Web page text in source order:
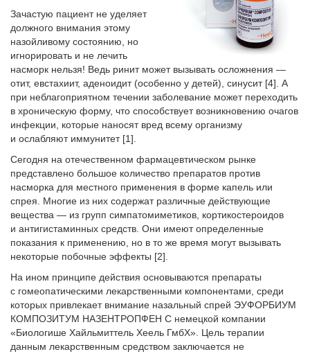
Зачастую пациент не уделяет
должного внимания этому
назойливому состоянию, но
игнорировать и не лечить
насморк нельзя! Ведь ринит может вызывать осложнения —
отит, евстахиит, аденоидит (особенно у детей), синусит [4]. А
при неблагоприятном течении заболевание может переходить
в хроническую форму, что способствует возникновению очагов
инфекции, которые наносят вред всему организму
и ослабляют иммунитет [1].
Сегодня на отечественном фармацевтичес­ком рынке
представлено большое количество препаратов против
насморка для местного применения в форме капель или
спрея. Многие из них содержат различные действующие
вещества — из групп симпатомиметиков, кортикостероидов
и антигистаминных средств. Они имеют определенные
показания к применению, но в то же время могут вызывать
некоторые побочные эффекты [2].
На ином принципе действия основываются препараты
с гомеопатическими лекарственными компонентами, среди
которых привлекает внимание назальный спрей ЭУФОРБИУМ
КОМПОЗИТУМ НАЗЕНТРОПФЕН С немецкой компании
«Биологише Хайльмиттель Хеель ГмбХ». Цель терапии
данным лекарственным средством заключается не